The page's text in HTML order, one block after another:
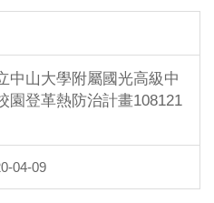
中山大學附屬國光高級中
園登革熱防治計畫108121
04-09